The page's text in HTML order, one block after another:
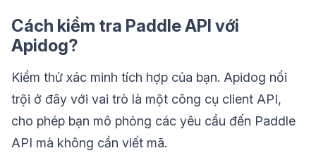
Cách kiểm tra Paddle API với
Apidog?
Kiểm thử xác minh tích hợp của bạn. Apidog nổi
trội ở đây với vai trò là một công cụ client API,
cho phép bạn mô phỏng các yêu cầu đến Paddle
API mà không cần viết mã.